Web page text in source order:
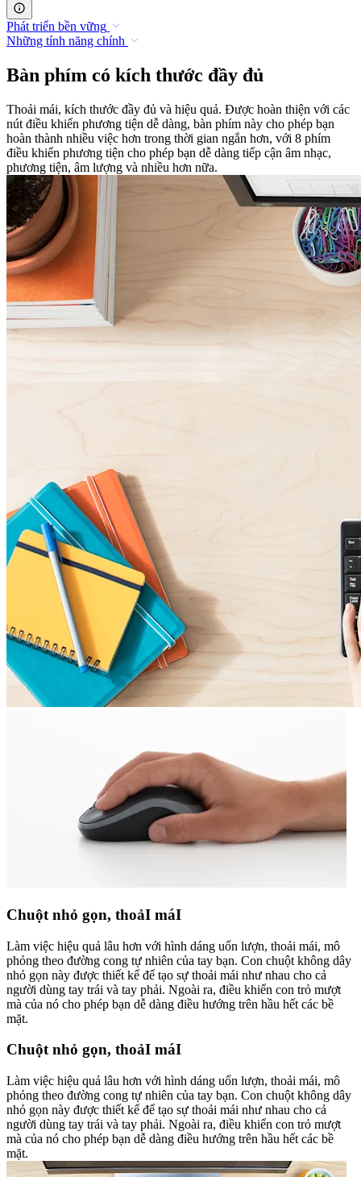
Phát triển bền vững
Những tính năng chính
Bàn phím có kích thước đầy đủ
Thoải mái, kích thước đầy đủ và hiệu quả. Được hoàn thiện với các
nút điều khiển phương tiện dễ dàng, bàn phím này cho phép bạn
hoàn thành nhiều việc hơn trong thời gian ngắn hơn, với 8 phím
điều khiển phương tiện cho phép bạn dễ dàng tiếp cận âm nhạc,
phương tiện, âm lượng và nhiều hơn nữa.
Chuột nhỏ gọn, thoảI máI
Làm việc hiệu quả lâu hơn với hình dáng uốn lượn, thoải mái, mô
phỏng theo đường cong tự nhiên của tay bạn. Con chuột không dây
nhỏ gọn này được thiết kế để tạo sự thoải mái như nhau cho cả
người dùng tay trái và tay phải. Ngoài ra, điều khiển con trỏ mượt
mà của nó cho phép bạn dễ dàng điều hướng trên hầu hết các bề
mặt.
Chuột nhỏ gọn, thoảI máI
Làm việc hiệu quả lâu hơn với hình dáng uốn lượn, thoải mái, mô
phỏng theo đường cong tự nhiên của tay bạn. Con chuột không dây
nhỏ gọn này được thiết kế để tạo sự thoải mái như nhau cho cả
người dùng tay trái và tay phải. Ngoài ra, điều khiển con trỏ mượt
mà của nó cho phép bạn dễ dàng điều hướng trên hầu hết các bề
mặt.